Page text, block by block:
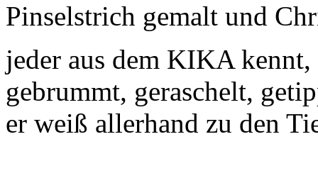
Pinselstrich gemalt und
jeder aus dem KIKA
gebrummt, geraschelt,
er weiß allerhand zu den